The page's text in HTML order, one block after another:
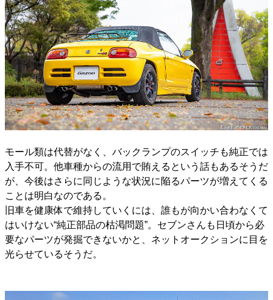
モール類は代替がなく、バックランプのスイッチも純正では
入手不可。他車種からの流用で賄えるという話もあるそうだ
が、今後はさらに同じような状況に陥るパーツが増えてくる
ことは明白なのである。
旧車を健康体で維持していくには、誰もが向かい合わなくて
はいけない“純正部品の枯渇問題”。セブンさんも日頃から必
要なパーツが発掘できないかと、ネットオークションに目を
光らせているそうだ。